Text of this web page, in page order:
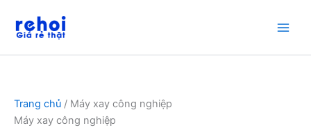
dung
Trang chủ / Máy xay công nghiệp
Máy xay công nghiệp